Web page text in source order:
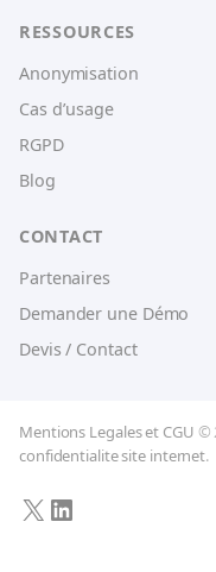
RESSOURCES
Anonymisation
Cas d’usage
RGPD
Blog
CONTACT
Partenaires
Demander une Démo
Devis / Contact
Mentions Legales et CGU ©
confidentialite site internet.
X LinkedIn